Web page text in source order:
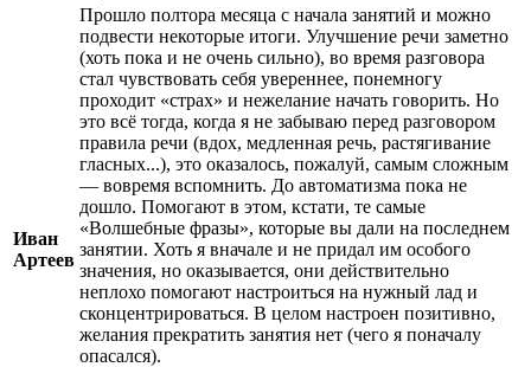
Иван
Артеев
Прошло полтора месяца с начала занятий и можно
подвести некоторые итоги. Улучшение речи заметно
(хоть пока и не очень сильно), во время разговора
стал чувствовать себя увереннее, понемногу
проходит «страх» и нежелание начать говорить. Но
это всё тогда, когда я не забываю перед разговором
правила речи (вдох, медленная речь, растягивание
гласных...), это оказалось, пожалуй, самым сложным
— вовремя вспомнить. До автоматизма пока не
дошло. Помогают в этом, кстати, те самые
«Волшебные фразы», которые вы дали на последнем
занятии. Хоть я вначале и не придал им особого
значения, но оказывается, они действительно
неплохо помогают настроиться на нужный лад и
сконцентрироваться. В целом настроен позитивно,
желания прекратить занятия нет (чего я поначалу
опасался).